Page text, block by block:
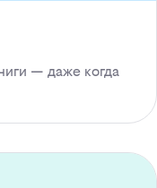
— даже когда